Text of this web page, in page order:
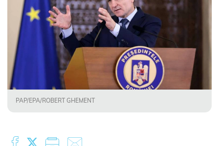
PAP/EPA/ROBERT GHEMENT